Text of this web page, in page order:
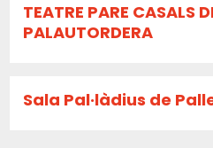
TEATRE PARE CASALS
PALAUTORDERA
Sala Pal·làdius de